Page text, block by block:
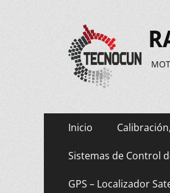
Menú
Saltar
contenido
Inicio
Sistemas de Control
GPS – Localizador